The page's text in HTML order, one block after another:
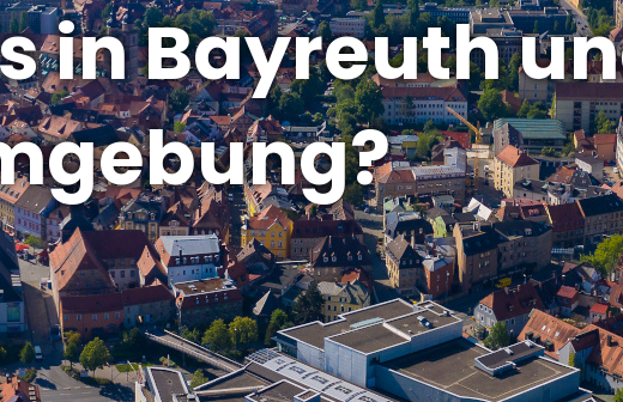
in Bayreuth